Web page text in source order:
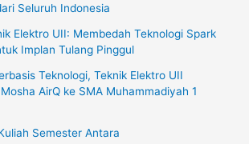
Seluruh Indonesia
Elektro UII: Membedah Teknologi Spark
Implan Tulang Pinggul
Teknologi, Teknik Elektro UII
AirQ ke SMA Muhammadiyah 1
Semester Antara